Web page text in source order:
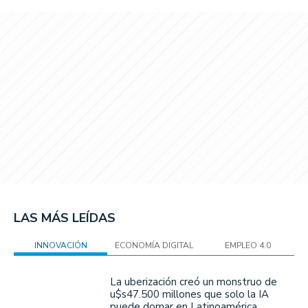
LAS MÁS LEÍDAS
INNOVACIÓN ECONOMÍA DIGITAL EMPLEO 4.0
La uberización creó un monstruo de
u$s47.500 millones que solo la IA